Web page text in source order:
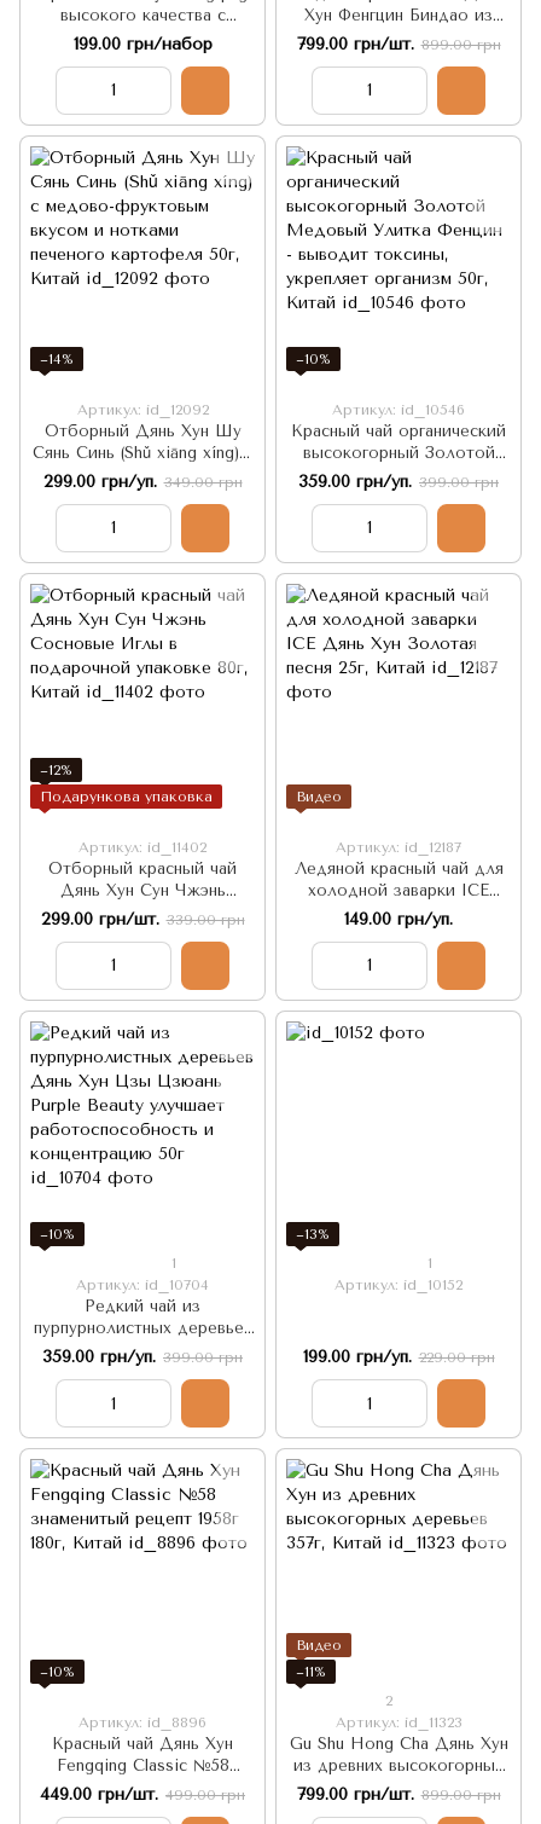
высокого качества с
лепестками лилии 5шт по
6г, Китай
199.00 грн/набор
Хун Фенгцин Биндао из
древних деревьев 200г,
799.00 грн/шт. 899.00 грн
−14%
Артикул: id_12092
Отборный Дянь Хун Шу
Сянь Синь (Shǔ xiāng xíng) с
медово-фруктовым вкусом
и нотками печеного
картофеля 50г, Китай
299.00 грн/уп. 349.00 грн
−10%
Артикул: id_10546
Красный чай органический
высокогорный Золотой
Медовый Улитка Фенцин -
выводит токсины,
укрепляет организм 50г,
359.00 грн/уп. 399.00 грн
−12%
Подарункова упаковка
Артикул: id_11402
Отборный красный чай
Дянь Хун Сун Чжэнь
Сосновые Иглы в
подарочной упаковке 80г,
299.00 грн/шт. 339.00 грн
Видео
Артикул: id_12187
Ледяной красный чай для
холодной заварки ICE
Дянь Хун Золотая песня
25г, Китай
149.00 грн/уп.
−10%
1
Артикул: id_10704
Редкий чай из
пурпурнолистных деревьев
Дянь Хун Цзы Цзюань
Purple Beauty улучшает
работоспособность и
концентрацию 50г
359.00 грн/уп. 399.00 грн
−13%
1
Артикул: id_10152
199.00 грн/уп. 229.00 грн
−10%
Артикул: id_8896
Красный чай Дянь Хун
Fengqing Classic №58
знаменитый рецепт 1958г
180г, Китай
449.00 грн/шт. 499.00 грн
Видео
−11%
2
Артикул: id_11323
Gu Shu Hong Cha Дянь Хун
из древних высокогорных
деревьев 357г, Китай
799.00 грн/шт. 899.00 грн